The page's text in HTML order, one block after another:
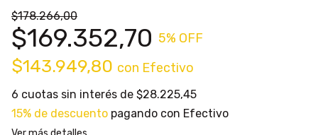
$178.266,00
$169.352,70 5% OFF
$143.949,80 con Efectivo
6 cuotas sin interés de $28.225,45
15% de descuento pagando con Efectivo